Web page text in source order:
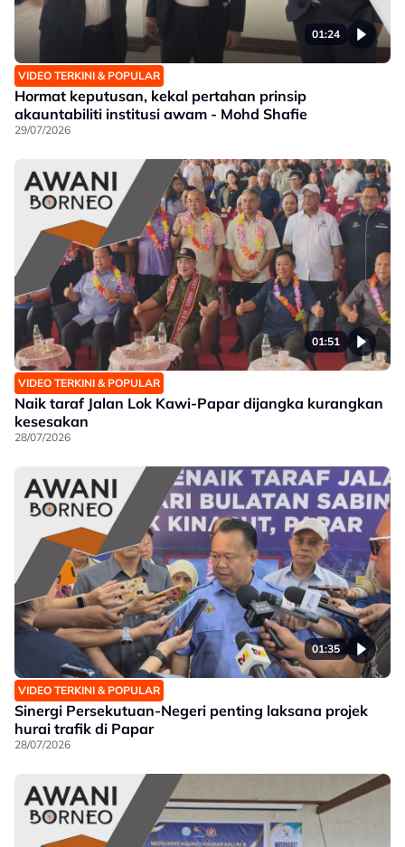
01:24
VIDEO TERKINI & POPULAR
Hormat keputusan, kekal pertahan prinsip
akauntabiliti institusi awam - Mohd Shafie
29/07/2026
01:51
VIDEO TERKINI & POPULAR
Naik taraf Jalan Lok Kawi-Papar dijangka kurangkan
kesesakan
28/07/2026
01:35
VIDEO TERKINI & POPULAR
Sinergi Persekutuan-Negeri penting laksana projek
hurai trafik di Papar
28/07/2026